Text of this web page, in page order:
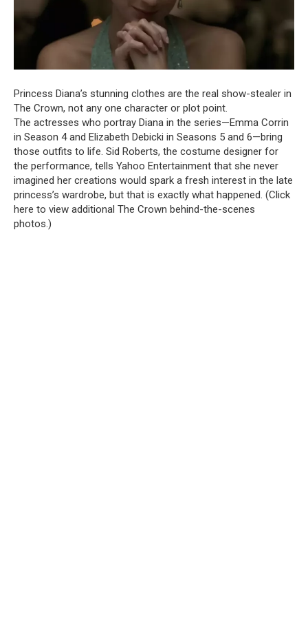
Princess Diana’s stunning clothes are the real show-stealer in
The Crown, not any one character or plot point.
The actresses who portray Diana in the series—Emma Corrin
in Season 4 and Elizabeth Debicki in Seasons 5 and 6—bring
those outfits to life. Sid Roberts, the costume designer for
the performance, tells Yahoo Entertainment that she never
imagined her creations would spark a fresh interest in the late
princess’s wardrobe, but that is exactly what happened. (Click
here to view additional The Crown behind-the-scenes
photos.)